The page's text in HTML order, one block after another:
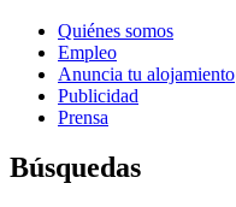
Quiénes somos
Empleo
Anuncia tu alojamiento
Publicidad
Prensa
Búsquedas